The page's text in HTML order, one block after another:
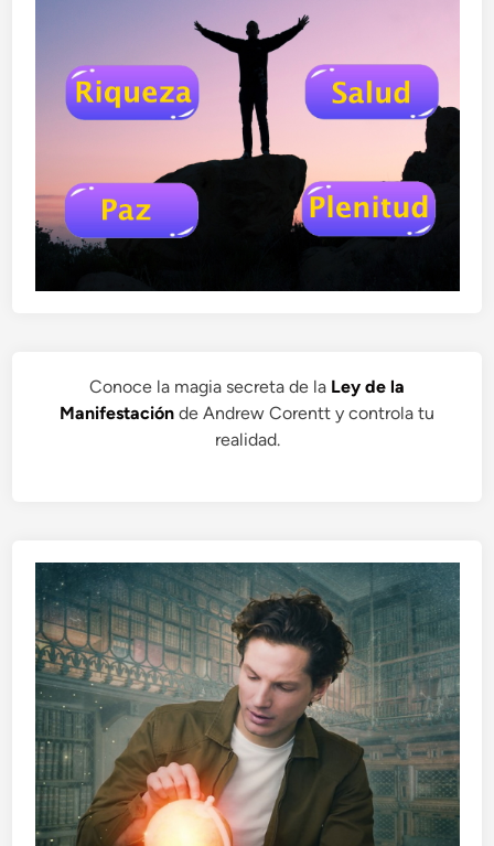
Conoce la magia secreta de la Ley de la
Manifestación de Andrew Corentt y controla tu
realidad.